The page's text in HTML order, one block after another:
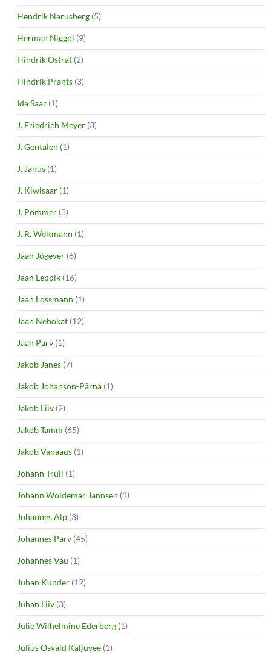
Hendrik Narusberg (5)
Herman Niggol (9)
Hindrik Ostrat (2)
Hindrik Prants (3)
Ida Saar (1)
J. Friedrich Meyer (3)
J. Gentalen (1)
J. Janus (1)
J. Kiwisaar (1)
J. Pommer (3)
J. R. Weltmann (1)
Jaan Jõgever (6)
Jaan Leppik (16)
Jaan Lossmann (1)
Jaan Nebokat (12)
Jaan Parv (1)
Jakob Jänes (7)
Jakob Johanson-Pärna (1)
Jakob Liiv (2)
Jakob Tamm (65)
Jakob Vanaaus (1)
Johann Trull (1)
Johann Woldemar Jannsen (1)
Johannes Alp (3)
Johannes Parv (45)
Johannes Vau (1)
Juhan Kunder (12)
Juhan Liiv (3)
Julie Wilhelmine Ederberg (1)
Julius Osvald Kaljuvee (1)